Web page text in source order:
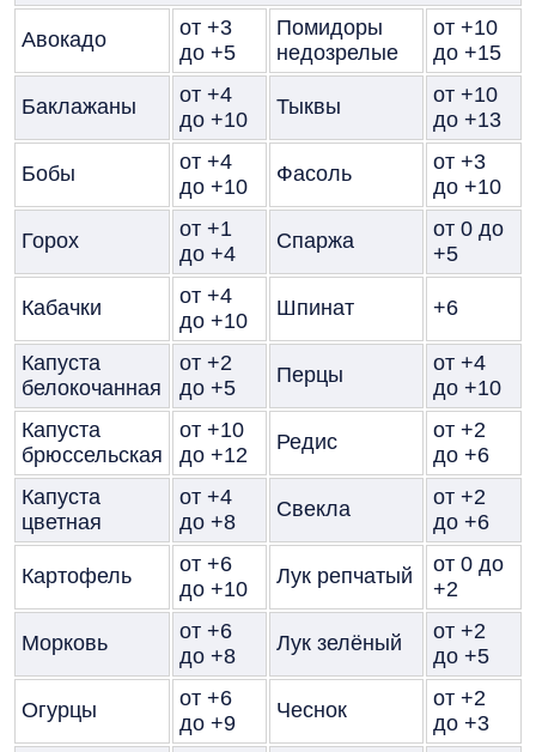
Авокадо
от +3
до +5
Помидоры
недозрелые
от +10
до +15
Баклажаны
от +4
до +10
Тыквы
от +10
до +13
Бобы
от +4
до +10
Фасоль
от +3
до +10
Горох
от +1
до +4
Спаржа
от 0 до
+5
Кабачки
от +4
до +10
Шпинат +6
Капуста
белокочанная
от +2
до +5
Перцы
от +4
до +10
Капуста
брюссельская
от +10
до +12
Редис
от +2
до +6
Капуста
цветная
от +4
до +8
Свекла
от +2
до +6
Картофель
от +6
до +10
Лук репчатый
от 0 до
+2
Морковь
от +6
до +8
Лук зелёный
от +2
до +5
Огурцы
от +6
до +9
Чеснок
от +2
до +3